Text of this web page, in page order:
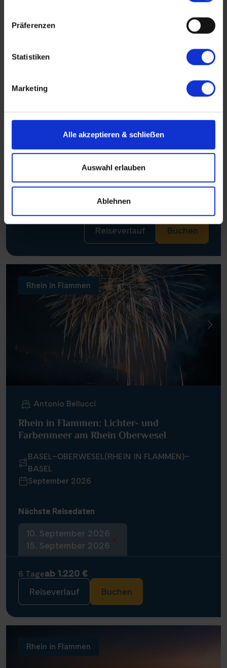
Präferenzen
Statistiken
Marketing
Alle akzeptieren & schlieẞen
Auswahl erlauben
Ablehnen
Antonio Bellucci
Rhein in Flammen: Lichter- und
BASEL–KOBLENZ (RHEIN IN FLAMMEN)–BASEL
Reiseverlauf Buchen
Rhein in Flammen
Antonio Bellucci
Rhein in Flammen: Lichter- und
Farbenmeer am Rhein Oberwesel
BASEL–OBERWESEL(RHEIN IN FLAMMEN)–
BASEL
September 2026
Nächste Reisedaten
10. September 2026
15. September 2026
6 Tageab 1.220 €
Reiseverlauf
Buchen
Rhein in Flammen